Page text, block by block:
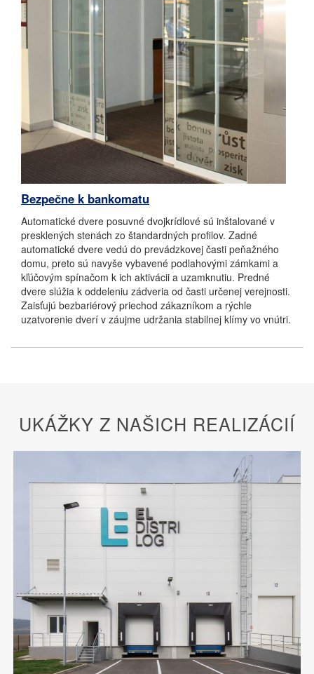
Bezpečne k bankomatu
Automatické dvere posuvné dvojkrídlové sú inštalované v
presklených stenách zo štandardných profilov. Zadné
automatické dvere vedú do prevádzkovej časti peňažného
domu, preto sú navyše vybavené podlahovými zámkami a
kľúčovým spínačom k ich aktivácii a uzamknutiu. Predné
dvere slúžia k oddeleniu zádveria od časti určenej verejnosti.
Zaisťujú bezbariérový priechod zákazníkom a rýchle
uzatvorenie dverí v záujme udržania stabilnej klímy vo vnútri.
UKÁŽKY Z NAŠICH REALIZÁCIÍ